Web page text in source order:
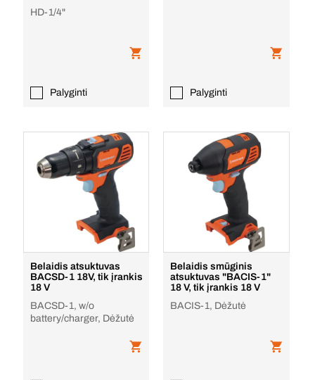
HD-1/4"
Palyginti Palyginti
Belaidis atsuktuvas
BACSD-1 18V, tik įrankis
18 V
BACSD-1, w/o
battery/charger, Dėžutė
Belaidis smūginis
atsuktuvas "BACIS-1"
18 V, tik įrankis 18 V
BACIS-1, Dėžutė